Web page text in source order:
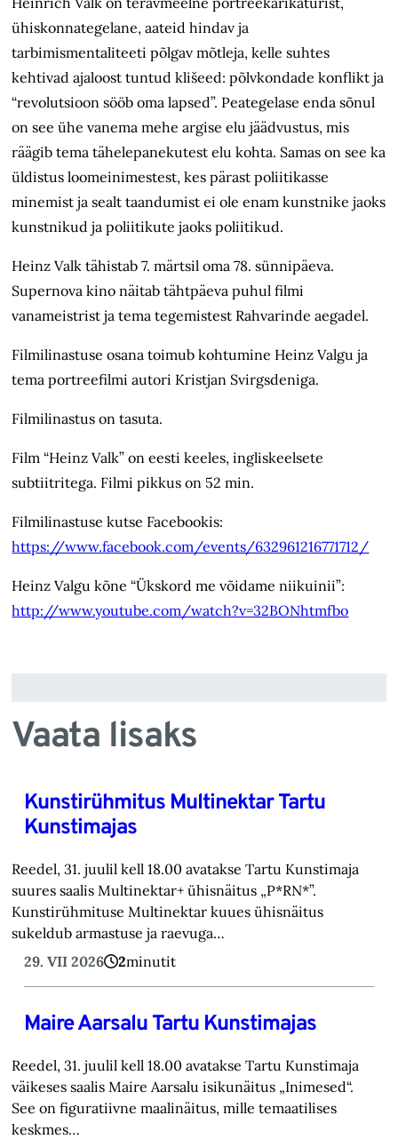
ühiskonnategelane, aateid hindav ja
tarbimismentaliteeti põlgav mõtleja, kelle suhtes
kehtivad ajaloost tuntud klišeed: põlvkondade konflikt ja
“revolutsioon sööb oma lapsed”. Peategelase enda sõnul
on see ühe vanema mehe argise elu jäädvustus, mis
räägib tema tähelepanekutest elu kohta. Samas on see ka
üldistus loomeinimestest, kes pärast poliitikasse
minemist ja sealt taandumist ei ole enam kunstnike jaoks
kunstnikud ja poliitikute jaoks poliitikud.
Heinz Valk tähistab 7. märtsil oma 78. sünnipäeva.
Supernova kino näitab tähtpäeva puhul filmi
vanameistrist ja tema tegemistest Rahvarinde aegadel.
Filmilinastuse osana toimub kohtumine Heinz Valgu ja
tema portreefilmi autori Kristjan Svirgsdeniga.
Filmilinastus on tasuta.
Film “Heinz Valk” on eesti keeles, ingliskeelsete
subtiitritega. Filmi pikkus on 52 min.
Filmilinastuse kutse Facebookis:
https://www.facebook.com/events/632961216771712/
Heinz Valgu kõne “Ükskord me võidame niikuinii”:
http://www.youtube.com/watch?v=32BONhtmfbo
Vaata lisaks
Kunstirühmitus Multinektar Tartu
Kunstimajas
Reedel, 31. juulil kell 18.00 avatakse Tartu Kunstimaja
suures saalis Multinektar+ ühisnäitus „P*RN*”.
Kunstirühmituse Multinektar kuues ühisnäitus
sukeldub armastuse ja raevuga…
29. VII 2026
2minutit
Maire Aarsalu Tartu Kunstimajas
Reedel, 31. juulil kell 18.00 avatakse Tartu Kunstimaja
väikeses saalis Maire Aarsalu isikunäitus „Inimesed“.
See on figuratiivne maalinäitus, mille temaatilises
keskmes…